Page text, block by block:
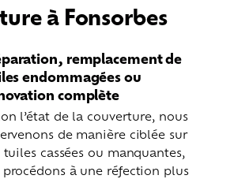
à Fonsorbes
remplacement de
endommagées ou
complète
l’état de la couverture, nous
de manière ciblée sur
tuiles cassées ou manquantes,
procédons à une réfection plus